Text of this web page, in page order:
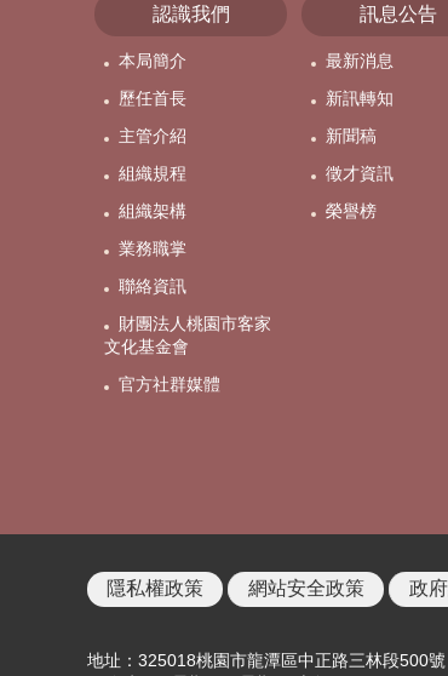
認識我們
本局簡介
歷任首長
主管介紹
組織規程
組織架構
業務職掌
聯絡資訊
財團法人桃園市客家
文化基金會
官方社群媒體
訊息公告
最新消息
新訊轉知
新聞稿
徵才資訊
榮譽榜
隱私權政策 網站安全政策 政
地址：325018桃園市龍潭區中正路三林段500號